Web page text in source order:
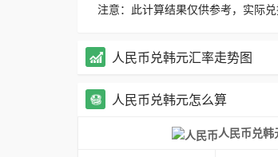
注意：此计算结果仅供参考，实际
人民币兑韩元汇率走势图
人民币兑韩元怎么算
人民币兑韩